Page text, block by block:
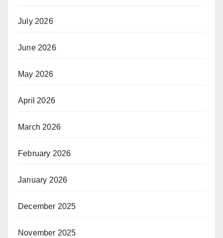
July 2026
June 2026
May 2026
April 2026
March 2026
February 2026
January 2026
December 2025
November 2025